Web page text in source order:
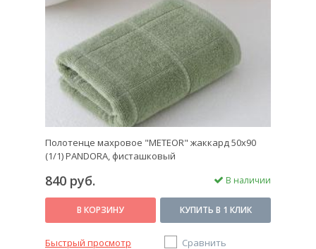
Полотенце махровое "METEOR" жаккард 50х90
(1/1) PANDORA, фисташковый
840 руб. В наличии
В КОРЗИНУ КУПИТЬ В 1 КЛИК
Быстрый просмотр Сравнить